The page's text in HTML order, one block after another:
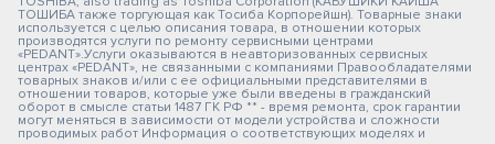
ТОШИБА также торгующая как Тосиба Корпорейшн). Товарные знаки
используется с целью описания товара, в отношении которых
производятся услуги по ремонту сервисными центрами
«PEDANT».Услуги оказываются в неавторизованных сервисных
центрах «PEDANT», не связанными с компаниями Правообладателями
товарных знаков и/или с ее официальными представителями в
отношении товаров, которые уже были введены в гражданский
оборот в смысле статьи 1487 ГК РФ ** - время ремонта, срок гарантии
могут меняться в зависимости от модели устройства и сложности
проводимых работ Информация о соответствующих моделях и